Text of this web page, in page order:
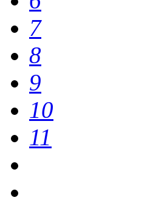
7
8
9
10
11